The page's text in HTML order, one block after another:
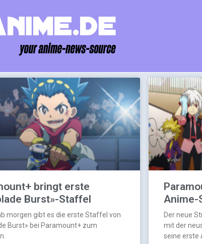
bringt erste
Burst»-Staffel
morgen gibt es die erste Staffel von
Burst» bei Paramount+ zum
Anime-
Der neue
mit der
seine erste